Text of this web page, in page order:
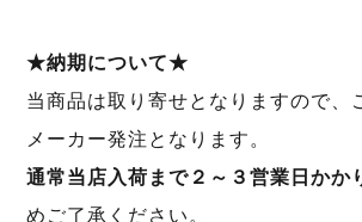
★納期について★
当商品は取り寄せとなりますので、
メーカー発注となります。
通常当店入荷まで２～３営業日かか
めご了承ください。